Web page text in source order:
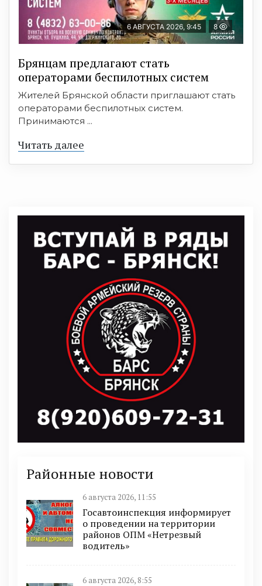
6 АВГУСТА 2026, 9:45 8
Брянцам предлагают cтать
оперaтoрами бeспилотных систeм
Жителей Брянской области приглашают стать
операторами беспилотных систем.
Принимаются ...
Читать далее
Районные новости
6 августа 2026, 11:55
Госавтоинспекция информирует
о проведении на территории
районов ОПМ «Нетрезвый
водитель»
6 августа 2026, 8:55